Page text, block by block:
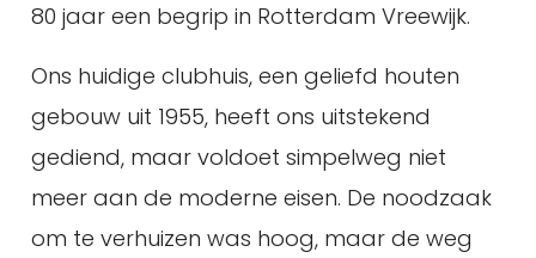
80 jaar een begrip in Rotterdam Vreewijk.
Ons huidige clubhuis, een geliefd houten
gebouw uit 1955, heeft ons uitstekend
gediend, maar voldoet simpelweg niet
meer aan de moderne eisen. De noodzaak
om te verhuizen was hoog, maar de weg